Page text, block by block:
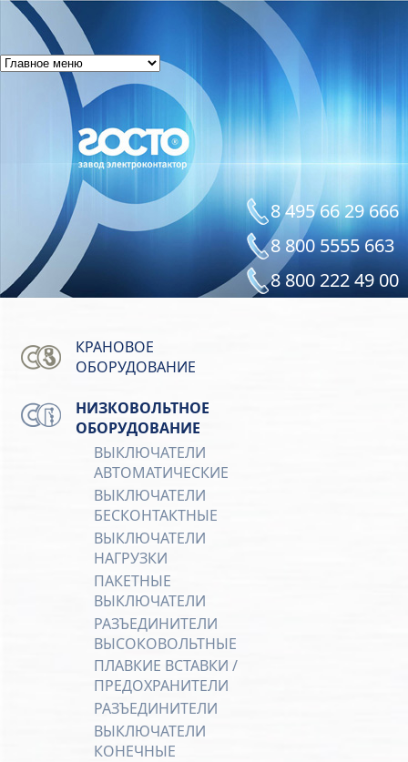
8 495 66 29 666
8 800 5555 663
8 800 222 49 00
КРАНОВОЕ
ОБОРУДОВАНИЕ
НИЗКОВОЛЬТНОЕ
ОБОРУДОВАНИЕ
ВЫКЛЮЧАТЕЛИ
АВТОМАТИЧЕСКИЕ
ВЫКЛЮЧАТЕЛИ
БЕСКОНТАКТНЫЕ
ВЫКЛЮЧАТЕЛИ
НАГРУЗКИ
ПАКЕТНЫЕ
ВЫКЛЮЧАТЕЛИ
РАЗЪЕДИНИТЕЛИ
ВЫСОКОВОЛЬТНЫЕ
ПЛАВКИЕ ВСТАВКИ /
ПРЕДОХРАНИТЕЛИ
РАЗЪЕДИНИТЕЛИ
ВЫКЛЮЧАТЕЛИ
КОНЕЧНЫЕ